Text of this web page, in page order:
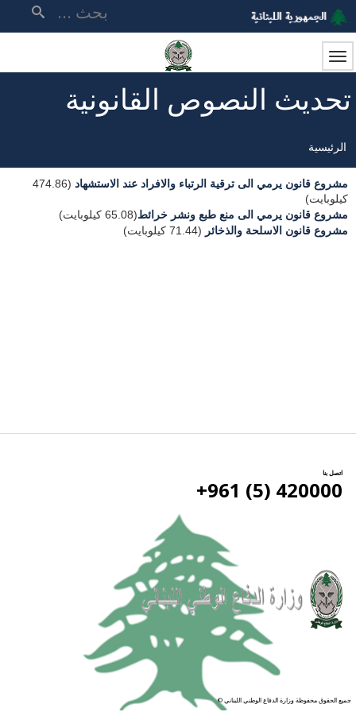
تجاوز
إلى
المحتوى
الرئيسي
تحديث النصوص القانونية
مسار
التنقل
الرئيسية
مشروع قانون يرمي الى ترقية الرتباء والافراد عند الاستشهاد
(474.86
كيلوبايت)
​مشروع قانون يرمي الى منع طبع ونشر خرائط​(65.08 كيلوبايت)
مشروع قانون الاسلحة والذخائر (71.44 كيلوبايت)
اتصل بنا
420000 (5) 961+
جميع الحقوق محفوظة وزارة الدفاع الوطني اللبناني ©